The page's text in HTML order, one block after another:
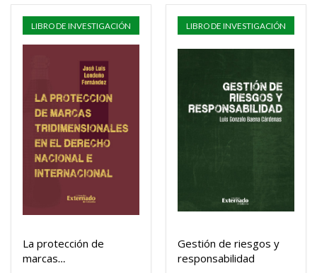
LIBRO DE INVESTIGACIÓN
La protección de
marcas
LIBRO DE INVESTIGACIÓN
Gestión de riesgos y
responsabilidad